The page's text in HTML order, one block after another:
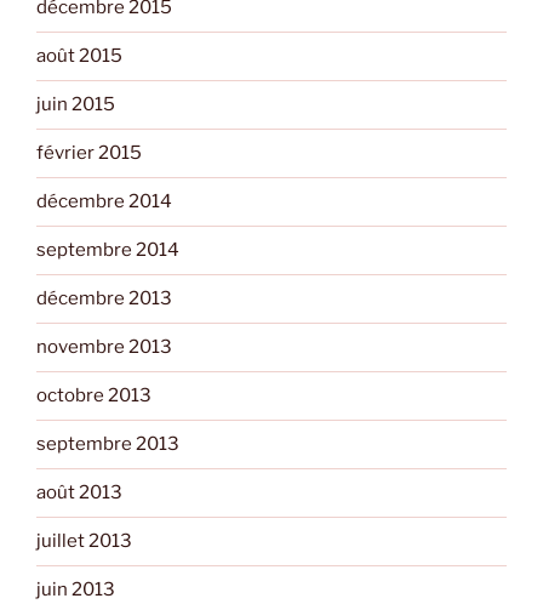
décembre 2015
août 2015
juin 2015
février 2015
décembre 2014
septembre 2014
décembre 2013
novembre 2013
octobre 2013
septembre 2013
août 2013
juillet 2013
juin 2013